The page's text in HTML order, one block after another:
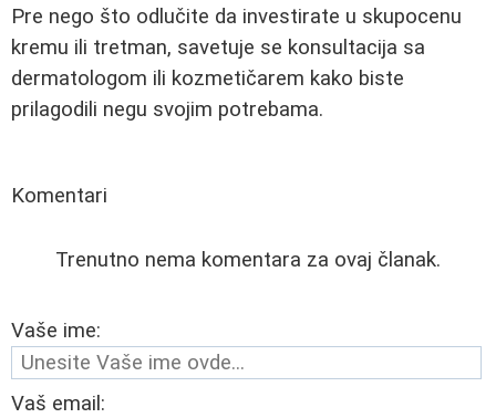
Pre nego što odlučite da investirate u skupocenu
kremu ili tretman, savetuje se konsultacija sa
dermatologom ili kozmetičarem kako biste
prilagodili negu svojim potrebama.
Komentari
Trenutno nema komentara za ovaj članak.
Vaše ime:
Vaš email: